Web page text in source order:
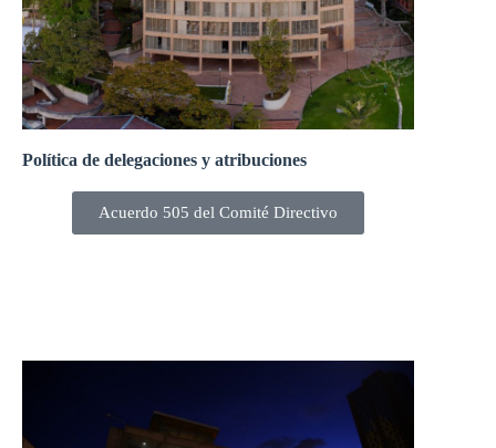
Política de delegaciones y atribuciones
Acuerdo 505 del Comité Directivo